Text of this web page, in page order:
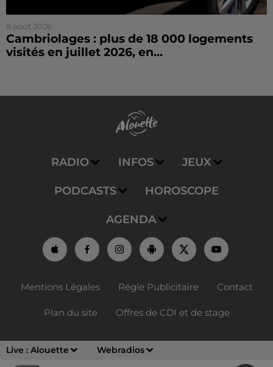
Live : Alouette Webradios
8 août 2026
Cambriolages : plus de 18 000 logements
visités en juillet 2026, en...
RADIO INFOS JEUX
PODCASTS HOROSCOPE
AGENDA
Mentions Légales Régie Publicitaire Contact
Plan du site Offres de CDI et de stage